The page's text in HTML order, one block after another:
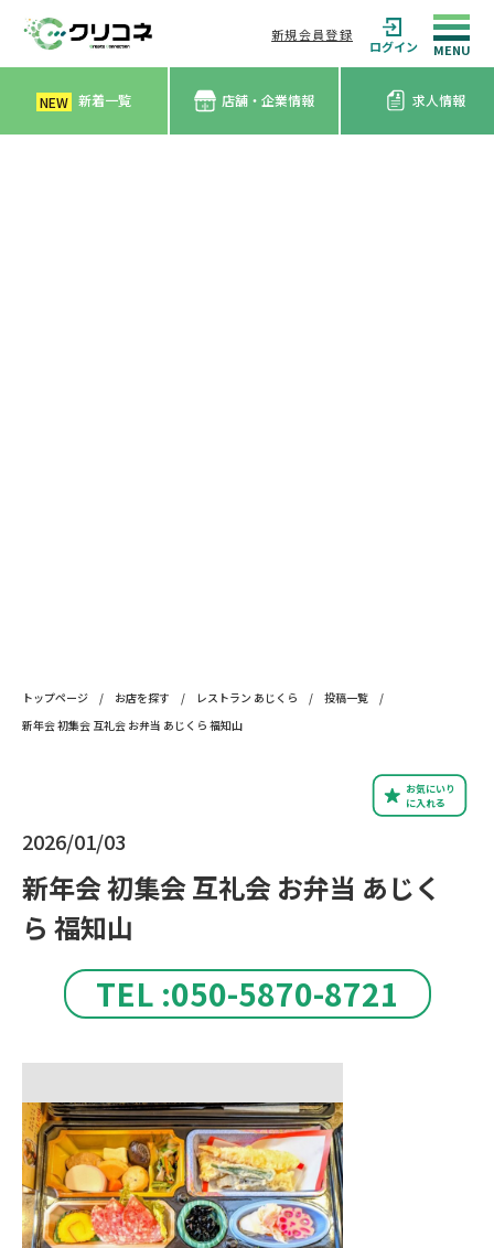
新規会員登録
ログイン
NEW 新着一覧 店舗・企業情報 求人情報
トップページ / お店を探す / レストラン あじくら / 投稿一覧
/
新年会 初集会 互礼会 お弁当 あじくら 福知山
2026/01/03
新年会 初集会 互礼会 お弁当 あじく
ら 福知山
お気にいり
に入れる
TEL :050-5870-8721